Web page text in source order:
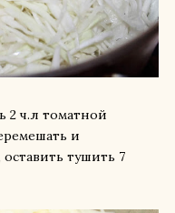
2 ч.л томатной
и
тушить 7